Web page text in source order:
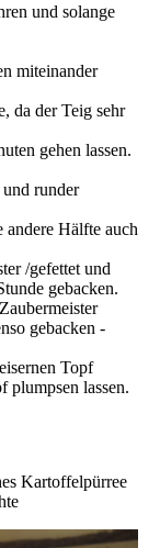
und solange
miteinander
da der Teig sehr
gehen lassen.
runder
andere Hälfte auch
/gefettet und
gebacken.
gebacken -
Topf
plumpsen lassen.
Kartoffelpürree